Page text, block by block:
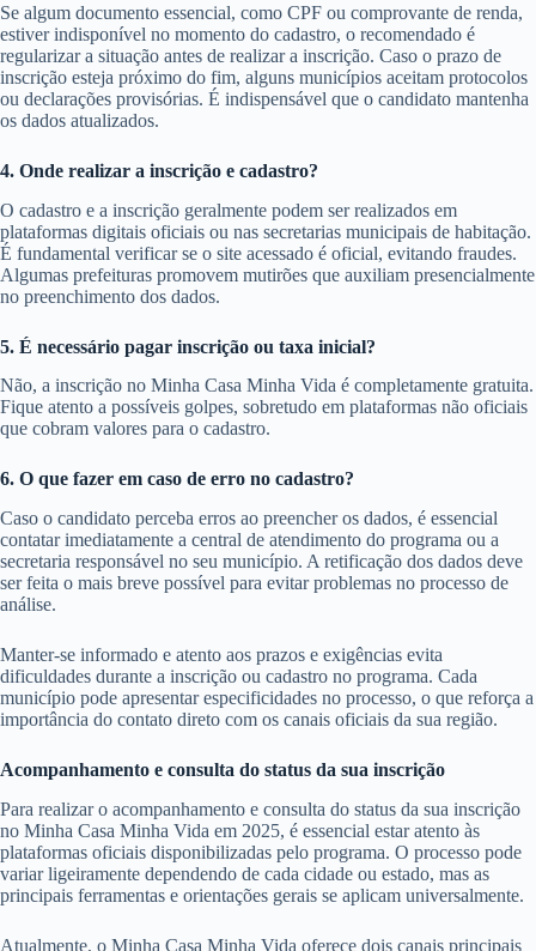
Se algum documento essencial, como CPF ou comprovante de renda,
estiver indisponível no momento do cadastro, o recomendado é
regularizar a situação antes de realizar a inscrição. Caso o prazo de
inscrição esteja próximo do fim, alguns municípios aceitam protocolos
ou declarações provisórias. É indispensável que o candidato mantenha
os dados atualizados.
4. Onde realizar a inscrição e cadastro?
O cadastro e a inscrição geralmente podem ser realizados em
plataformas digitais oficiais ou nas secretarias municipais de habitação.
É fundamental verificar se o site acessado é oficial, evitando fraudes.
Algumas prefeituras promovem mutirões que auxiliam presencialmente
no preenchimento dos dados.
5. É necessário pagar inscrição ou taxa inicial?
Não, a inscrição no Minha Casa Minha Vida é completamente gratuita.
Fique atento a possíveis golpes, sobretudo em plataformas não oficiais
que cobram valores para o cadastro.
6. O que fazer em caso de erro no cadastro?
Caso o candidato perceba erros ao preencher os dados, é essencial
contatar imediatamente a central de atendimento do programa ou a
secretaria responsável no seu município. A retificação dos dados deve
ser feita o mais breve possível para evitar problemas no processo de
análise.
Manter-se informado e atento aos prazos e exigências evita
dificuldades durante a inscrição ou cadastro no programa. Cada
município pode apresentar especificidades no processo, o que reforça a
importância do contato direto com os canais oficiais da sua região.
Acompanhamento e consulta do status da sua inscrição
Para realizar o acompanhamento e consulta do status da sua inscrição
no Minha Casa Minha Vida em 2025, é essencial estar atento às
plataformas oficiais disponibilizadas pelo programa. O processo pode
variar ligeiramente dependendo de cada cidade ou estado, mas as
principais ferramentas e orientações gerais se aplicam universalmente.
Atualmente, o Minha Casa Minha Vida oferece dois canais principais